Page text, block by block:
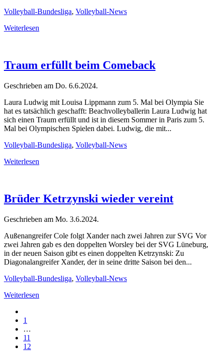
Volleyball-Bundesliga, Volleyball-News
Weiterlesen
Traum erfüllt beim Comeback
Geschrieben am Do. 6.6.2024.
Laura Ludwig mit Louisa Lippmann zum 5. Mal bei Olympia Sie
hat es tatsächlich geschafft: Beachvolleyballerin Laura Ludwig hat
sich einen Traum erfüllt und ist in diesem Sommer in Paris zum 5.
Mal bei Olympischen Spielen dabei. Ludwig, die mit...
Volleyball-Bundesliga, Volleyball-News
Weiterlesen
Brüder Ketrzynski wieder vereint
Geschrieben am Mo. 3.6.2024.
Außenangreifer Cole folgt Xander nach zwei Jahren zur SVG Vor
zwei Jahren gab es den doppelten Worsley bei der SVG Lüneburg,
in der neuen Saison gibt es einen doppelten Ketrzynski: Zu
Diagonalangreifer Xander, der in seine dritte Saison bei den...
Volleyball-Bundesliga, Volleyball-News
Weiterlesen
1
…
11
12